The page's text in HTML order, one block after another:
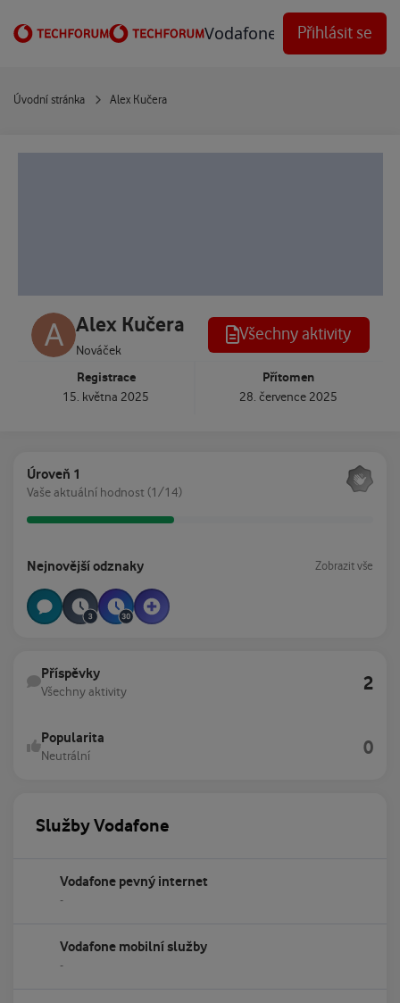
Vodafone Techforum
Přihlásit se
Úvodní stránka Alex Kučera
Alex Kučera
Nováček
Registrace
15. května 2025
Přítomen
28. července 2025
Všechny aktivity
Úroveň 1
Vaše aktuální hodnost (1/14)
Nejnovější odznaky Zobrazit vše
Příspěvky
Všechny aktivity 2
Popularita
Neutrální 0
Služby Vodafone
Vodafone pevný internet
-
Vodafone mobilní služby
-